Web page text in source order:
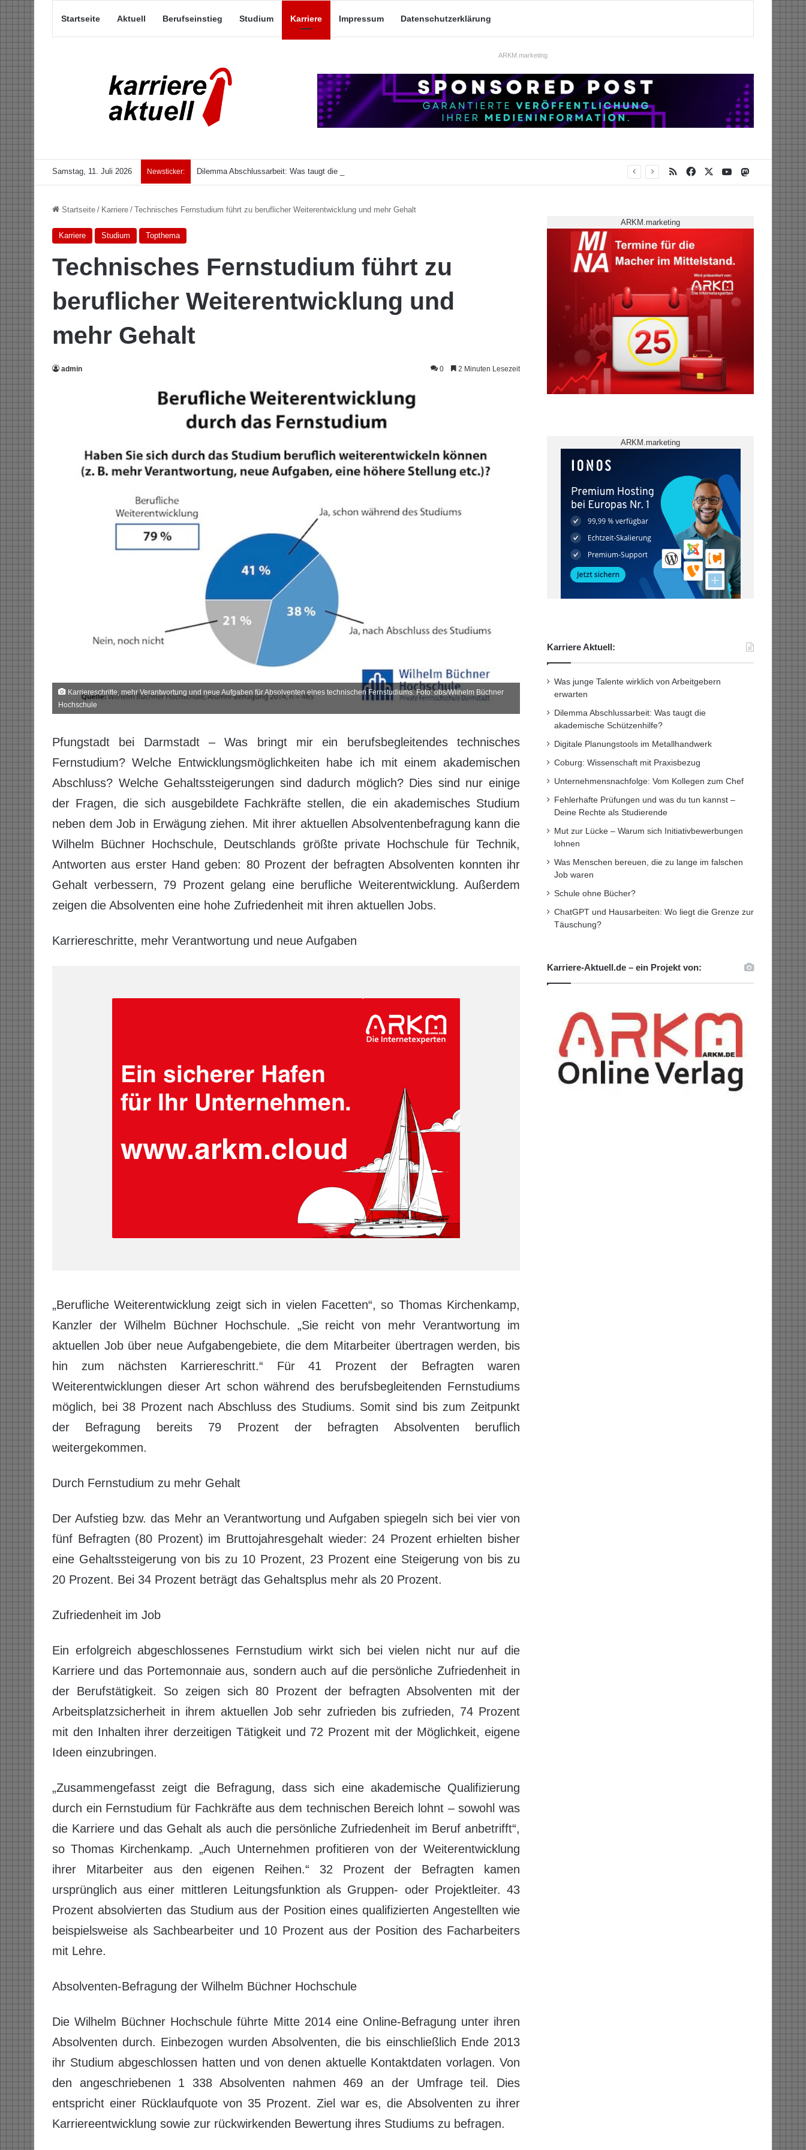
Startseite Aktuell Berufseinstieg Studium Karriere Impressum Datenschutzerklärung
ARKM.marketing
Samstag, 11. Juli 2026 Newsticker: Dilemma Abschlussarbeit: Was taugt die akademische Schützenhilfe? RSS Facebook YouTubeMastodon
Startseite / Karriere / Technisches Fernstudium führt zu beruflicher Weiterentwicklung und mehr Gehalt
Karriere Studium Topthema
Technisches Fernstudium führt zu
beruflicher Weiterentwicklung und
mehr Gehalt
admin 0 2 Minuten Lesezeit
Karriereschritte, mehr Verantwortung und neue Aufgaben für Absolventen eines technischen Fernstudiums. Foto: obs/Wilhelm Büchner
Hochschule
Pfungstadt bei Darmstadt – Was bringt mir ein berufsbegleitendes technisches
Fernstudium? Welche Entwicklungsmöglichkeiten habe ich mit einem akademischen
Abschluss? Welche Gehaltssteigerungen sind dadurch möglich? Dies sind nur einige
der Fragen, die sich ausgebildete Fachkräfte stellen, die ein akademisches Studium
neben dem Job in Erwägung ziehen. Mit ihrer aktuellen Absolventenbefragung kann die
Wilhelm Büchner Hochschule, Deutschlands größte private Hochschule für Technik,
Antworten aus erster Hand geben: 80 Prozent der befragten Absolventen konnten ihr
Gehalt verbessern, 79 Prozent gelang eine berufliche Weiterentwicklung. Außerdem
zeigen die Absolventen eine hohe Zufriedenheit mit ihren aktuellen Jobs.
Karriereschritte, mehr Verantwortung und neue Aufgaben
„Berufliche Weiterentwicklung zeigt sich in vielen Facetten“, so Thomas Kirchenkamp,
Kanzler der Wilhelm Büchner Hochschule. „Sie reicht von mehr Verantwortung im
aktuellen Job über neue Aufgabengebiete, die dem Mitarbeiter übertragen werden, bis
hin zum nächsten Karriereschritt.“ Für 41 Prozent der Befragten waren
Weiterentwicklungen dieser Art schon während des berufsbegleitenden Fernstudiums
möglich, bei 38 Prozent nach Abschluss des Studiums. Somit sind bis zum Zeitpunkt
der Befragung bereits 79 Prozent der befragten Absolventen beruflich
weitergekommen.
Durch Fernstudium zu mehr Gehalt
Der Aufstieg bzw. das Mehr an Verantwortung und Aufgaben spiegeln sich bei vier von
fünf Befragten (80 Prozent) im Bruttojahresgehalt wieder: 24 Prozent erhielten bisher
eine Gehaltssteigerung von bis zu 10 Prozent, 23 Prozent eine Steigerung von bis zu
20 Prozent. Bei 34 Prozent beträgt das Gehaltsplus mehr als 20 Prozent.
Zufriedenheit im Job
Ein erfolgreich abgeschlossenes Fernstudium wirkt sich bei vielen nicht nur auf die
Karriere und das Portemonnaie aus, sondern auch auf die persönliche Zufriedenheit in
der Berufstätigkeit. So zeigen sich 80 Prozent der befragten Absolventen mit der
Arbeitsplatzsicherheit in ihrem aktuellen Job sehr zufrieden bis zufrieden, 74 Prozent
mit den Inhalten ihrer derzeitigen Tätigkeit und 72 Prozent mit der Möglichkeit, eigene
Ideen einzubringen.
„Zusammengefasst zeigt die Befragung, dass sich eine akademische Qualifizierung
durch ein Fernstudium für Fachkräfte aus dem technischen Bereich lohnt – sowohl was
die Karriere und das Gehalt als auch die persönliche Zufriedenheit im Beruf anbetrifft“,
so Thomas Kirchenkamp. „Auch Unternehmen profitieren von der Weiterentwicklung
ihrer Mitarbeiter aus den eigenen Reihen.“ 32 Prozent der Befragten kamen
ursprünglich aus einer mittleren Leitungsfunktion als Gruppen- oder Projektleiter. 43
Prozent absolvierten das Studium aus der Position eines qualifizierten Angestellten wie
beispielsweise als Sachbearbeiter und 10 Prozent aus der Position des Facharbeiters
mit Lehre.
Absolventen-Befragung der Wilhelm Büchner Hochschule
Die Wilhelm Büchner Hochschule führte Mitte 2014 eine Online-Befragung unter ihren
Absolventen durch. Einbezogen wurden Absolventen, die bis einschließlich Ende 2013
ihr Studium abgeschlossen hatten und von denen aktuelle Kontaktdaten vorlagen. Von
den angeschriebenen 1 338 Absolventen nahmen 469 an der Umfrage teil. Dies
entspricht einer Rücklaufquote von 35 Prozent. Ziel war es, die Absolventen zu ihrer
Karriereentwicklung sowie zur rückwirkenden Bewertung ihres Studiums zu befragen.
ARKM.marketing
ARKM.marketing
Karriere Aktuell:
Was junge Talente wirklich von Arbeitgebern
erwarten
Dilemma Abschlussarbeit: Was taugt die
akademische Schützenhilfe?
Digitale Planungstools im Metallhandwerk
Coburg: Wissenschaft mit Praxisbezug
Unternehmensnachfolge: Vom Kollegen zum Chef
Fehlerhafte Prüfungen und was du tun kannst –
Deine Rechte als Studierende
Mut zur Lücke – Warum sich Initiativbewerbungen
lohnen
Was Menschen bereuen, die zu lange im falschen
Job waren
Schule ohne Bücher?
ChatGPT und Hausarbeiten: Wo liegt die Grenze zur
Täuschung?
Karriere-Aktuell.de – ein Projekt von: